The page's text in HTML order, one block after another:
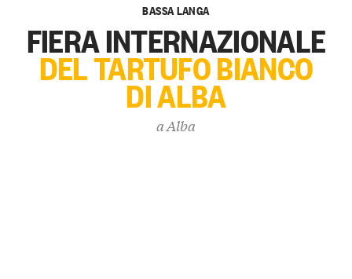
BASSA LANGA
FIERA INTERNAZIONALE
DEL TARTUFO BIANCO
DI ALBA
aAlba